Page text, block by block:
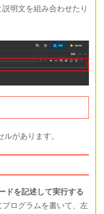
明文を組み合わせたり
があります。
ドを記述して実行する
ログラムを書いて、左